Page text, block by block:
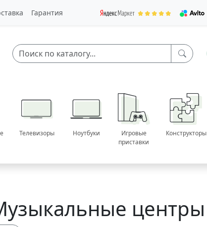
Гарантия
Телевизоры Ноутбуки
Игровые
приставки
Конструкторы
центры